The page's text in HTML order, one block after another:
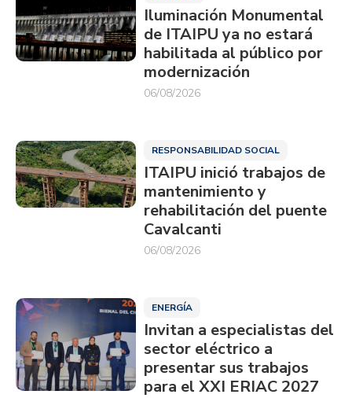
Iluminación Monumental
de ITAIPU ya no estará
habilitada al público por
modernización
06/08/2026
RESPONSABILIDAD SOCIAL
ITAIPU inició trabajos de
mantenimiento y
rehabilitación del puente
Cavalcanti
06/08/2026
ENERGÍA
Invitan a especialistas del
sector eléctrico a
presentar sus trabajos
para el XXI ERIAC 2027